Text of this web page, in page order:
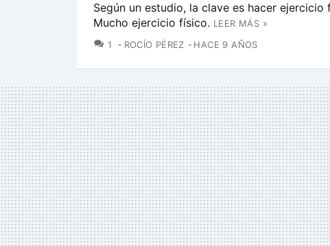
Según un estudio, la clave es hacer ejercicio
Mucho ejercicio físico. LEER MÁS »
1
COMENTARIOS
ROCÍO PÉREZ HACE 9 AÑOS